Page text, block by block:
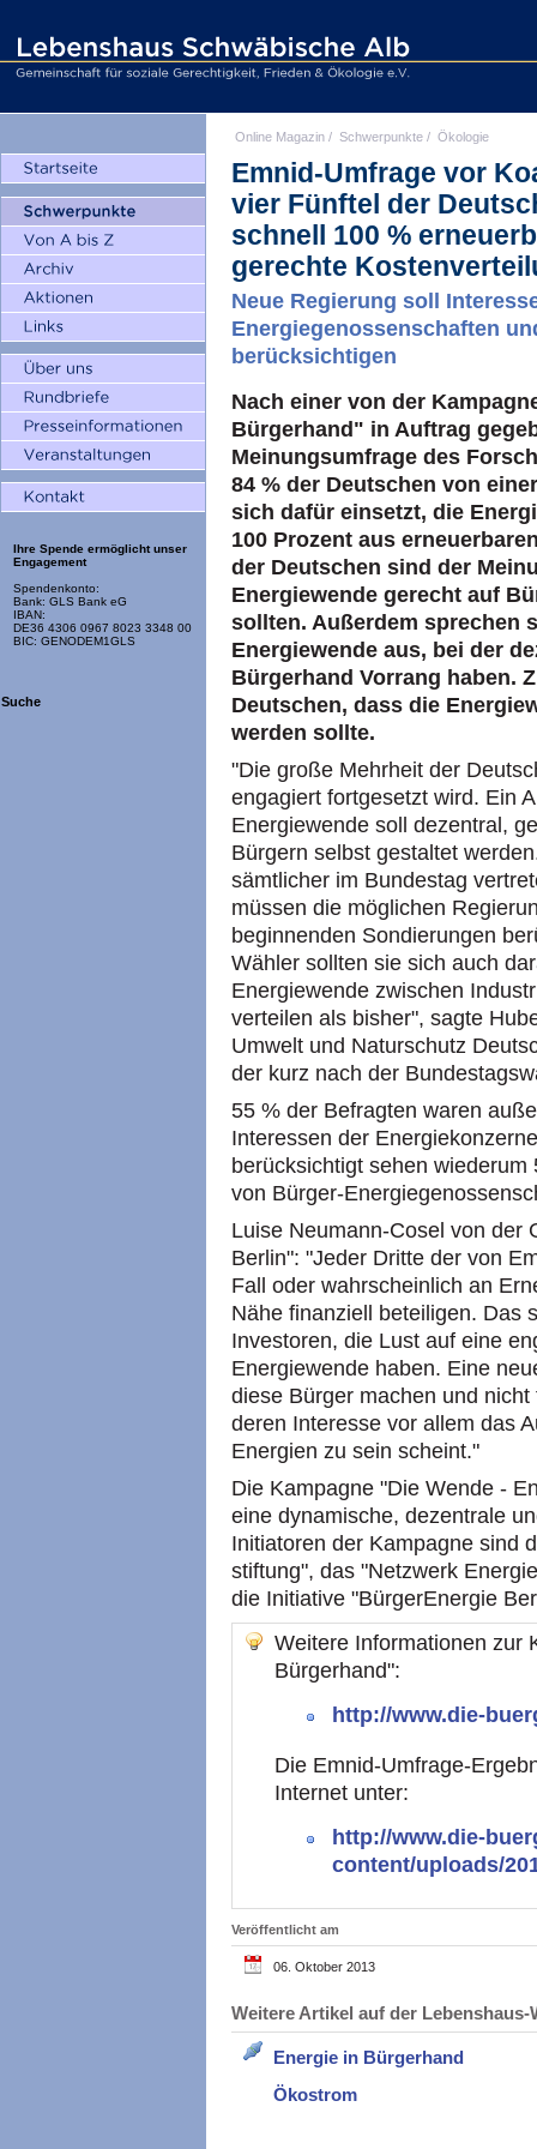
Ihre Spende ermöglicht unser
Engagement
Spendenkonto:
Bank: GLS Bank eG
IBAN:
DE36 4306 0967 8023 3348 00
BIC: GENODEM1GLS
Suche
Online Magazin / Schwerpunkte / Ökologie
Emnid-Umfrage vor
vier Fünftel der
schnell 100 %
gerechte
Neue Regierung soll
Energiegenossenschaften
berücksichtigen
Nach einer von der
Bürgerhand" in Auftrag
Meinungsumfrage des
84 % der Deutschen von
sich dafür einsetzt, die
100 Prozent aus
der Deutschen sind der
Energiewende gerecht auf
sollten. Außerdem sprechen
Energiewende aus, bei der
Bürgerhand Vorrang haben.
Deutschen, dass die
werden sollte.
"Die große Mehrheit der
engagiert fortgesetzt wird. Ein
Energiewende soll dezentral,
Bürgern selbst gestaltet
sämtlicher im Bundestag
müssen die möglichen
beginnenden Sondierungen
Wähler sollten sie sich auch
Energiewende zwischen
verteilen als bisher", sagte
Umwelt und Naturschutz
der kurz nach der
55 % der Befragten waren
Interessen der
berücksichtigt sehen
von Bürger-
Luise Neumann-Cosel von der
Berlin": "Jeder Dritte der von
Fall oder wahrscheinlich an
Nähe finanziell beteiligen. Das
Investoren, die Lust auf eine
Energiewende haben. Eine
diese Bürger machen und
deren Interesse vor allem das
Energien zu sein scheint."
Die Kampagne "Die Wende -
eine dynamische, dezentrale
Initiatoren der Kampagne sind
stiftung", das "Netzwerk
die Initiative "BürgerEnergie
Weitere Informationen zur
Bürgerhand":
http://www.die-
Die Emnid-Umfrage-
Internet unter:
http://www.die-
content/uploads/
Veröffentlicht am
06. Oktober 2013
Weitere Artikel auf der
Energie in Bürgerhand
Ökostrom